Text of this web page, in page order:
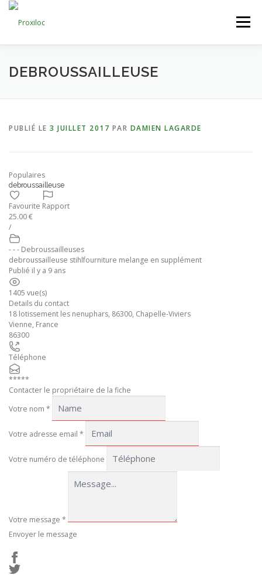
Aller
contenu
Menu
CATEGORIES AJOUTER UNE ANNONCE
DEBROUSSAILLEUSE
PUBLIÉ LE 3 JUILLET 2017 PAR DAMIEN LAGARDE
Populaires
debroussailleuse
Favourite Rapport
25.00 €
/
- - - Debroussailleuses
debroussailleuse stihlfourniture melange en supplément
Publié il y a 9 ans
1405 vue(s)
Details du contact
18 lotissement les nenuphars, 86300, Chapelle-Viviers
Vienne, France
86300
Téléphone
*****
Contacter le propriétaire de la fiche
Votre nom *
Votre adresse email *
Votre numéro de téléphone
Votre message *
Envoyer le message